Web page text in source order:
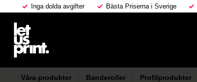
Inga dolda avgifter Bästa Priserna i Sverige
Våra produkter Banderoller Profilprodukter